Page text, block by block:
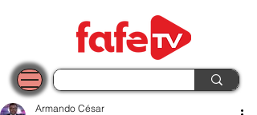
Armando César